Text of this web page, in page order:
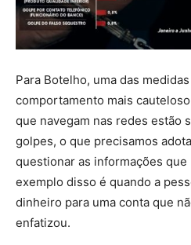
Para Botelho, uma das
comportamento mais
que navegam nas redes estão
golpes, o que precisamos
questionar as informações que
exemplo disso é quando a
dinheiro para uma conta que
enfatizou.